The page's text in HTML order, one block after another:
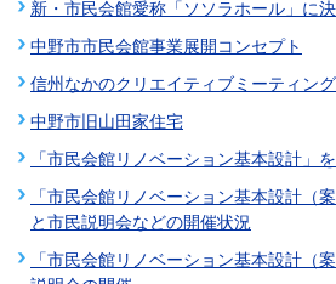
新・市民会館愛称「ソソラホール」に
中野市市民会館事業展開コンセプト
信州なかのクリエイティブミーティング
中野市旧山田家住宅
「市民会館リノベーション基本設計」
「市民会館リノベーション基本設計（
と市民説明会などの開催状況
「市民会館リノベーション基本設計（